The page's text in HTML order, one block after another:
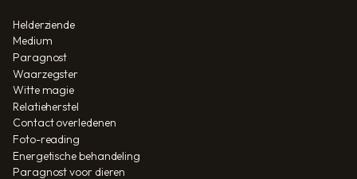
Helderziende
Medium
Paragnost
Waarzegster
Witte magie
Relatieherstel
Contact overledenen
Foto-reading
Energetische behandeling
Paragnost voor dieren